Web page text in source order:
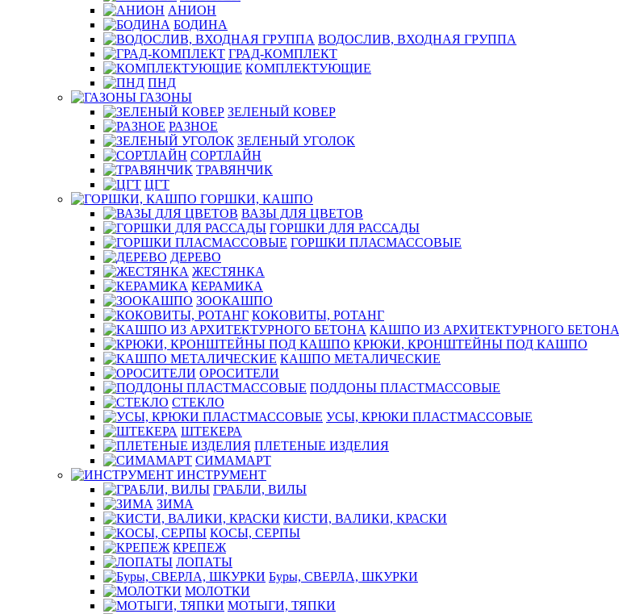
АНИОН
БОДИНА
ВОДОСЛИВ, ВХОДНАЯ ГРУППА
ГРАД-КОМПЛЕКТ
КОМПЛЕКТУЮЩИЕ
ПНД
ГАЗОНЫ
ЗЕЛЕНЫЙ КОВЕР
РАЗНОЕ
ЗЕЛЕНЫЙ УГОЛОК
СОРТЛАЙН
ТРАВЯНЧИК
ЦГТ
ГОРШКИ, КАШПО
ВАЗЫ ДЛЯ ЦВЕТОВ
ГОРШКИ ДЛЯ РАССАДЫ
ГОРШКИ ПЛАСМАССОВЫЕ
ДЕРЕВО
ЖЕСТЯНКА
КЕРАМИКА
ЗООКАШПО
КОКОВИТЫ, РОТАНГ
КАШПО ИЗ АРХИТЕКТУРНОГО БЕТОНА
КРЮКИ, КРОНШТЕЙНЫ ПОД КАШПО
КАШПО МЕТАЛИЧЕСКИЕ
ОРОСИТЕЛИ
ПОДДОНЫ ПЛАСТМАССОВЫЕ
СТЕКЛО
УСЫ, КРЮКИ ПЛАСТМАССОВЫЕ
ШТЕКЕРА
ПЛЕТЕНЫЕ ИЗДЕЛИЯ
СИМАМАРТ
ИНСТРУМЕНТ
ГРАБЛИ, ВИЛЫ
ЗИМА
КИСТИ, ВАЛИКИ, КРАСКИ
КОСЫ, СЕРПЫ
КРЕПЕЖ
ЛОПАТЫ
Буры, СВЕРЛА, ШКУРКИ
МОЛОТКИ
МОТЫГИ, ТЯПКИ